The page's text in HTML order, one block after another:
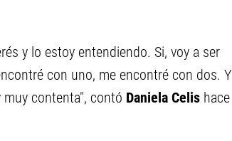
y lo estoy entendiendo. Si, voy a ser
con uno, me encontré con dos. Y
contenta", contó Daniela Celis hace